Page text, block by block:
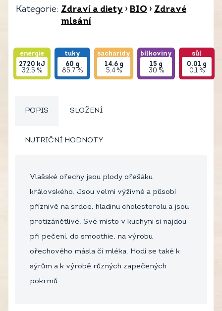
Kategorie: Zdraví a diety › BIO › Zdravé
mlsání
energie
2720 kJ
32.5 %
tuky
60 g
85.7 %
sacharidy
14.6 g
5.4 %
bílkoviny
15 g
30 %
sůl
0.01 g
0.1 %
POPIS SLOŽENÍ
NUTRIČNÍ HODNOTY
Vlašské ořechy jsou plody ořešáku
královského. Jsou velmi výživné a působí
příznivě na srdce, hladinu cholesterolu a jsou
protizánětlivé. Své místo v kuchyni si najdou
při pečení, do smoothie, na výrobu
ořechového másla či mléka. Hodí se také k
sýrům a k výrobě různých zapečených
pokrmů.